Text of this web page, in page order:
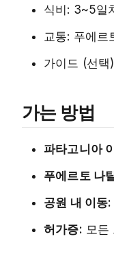
식비: 3~5일
교통: 푸에르
가이드 (선
가는 방법
파타고니아
푸에르토 나
공원 내 이동:
허가증: 모든